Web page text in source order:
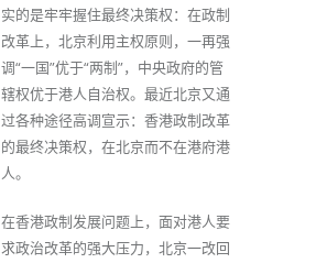
实的是牢牢握住最终决策权：在政制
改革上，北京利用主权原则，一再强
调“一国”优于“两制”，中央政府的管
辖权优于港人自治权。最近北京又通
过各种途径高调宣示：香港政制改革
的最终决策权，在北京而不在港府港
人。
在香港政制发展问题上，面对港人要
求政治改革的强大压力，北京一改回